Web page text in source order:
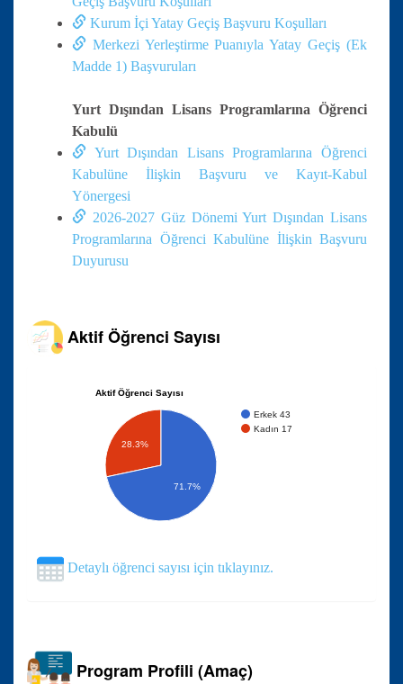
Kurum İçi Yatay Geçiş Başvuru Koşulları
Merkezi Yerleştirme Puanıyla Yatay Geçiş (Ek
Madde 1) Başvuruları
Yurt Dışından Lisans Programlarına Öğrenci
Kabulü
Yurt Dışından Lisans Programlarına Öğrenci
Kabulüne İlişkin Başvuru ve Kayıt-Kabul
Yönergesi
2026-2027 Güz Dönemi Yurt Dışından Lisans
Programlarına Öğrenci Kabulüne İlişkin Başvuru
Duyurusu
Aktif Öğrenci Sayısı
Aktif Öğrenci Sayısı
Erkek 43
Kadın 17
28.3%
71.7%
Detaylı öğrenci sayısı için tıklayınız.
Program Profili (Amaç)